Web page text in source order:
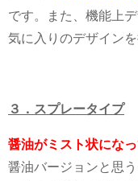
です。また、機能上
気に入りのデザイン
３．スプレータイプ
醤油がミスト状にな
醤油バージョンと思